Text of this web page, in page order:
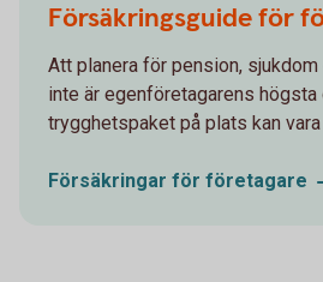
Försäkringsguide för
Att planera för pension,
inte är egenföretagarens
trygghetspaket på plats kan
Försäkringar för företagare